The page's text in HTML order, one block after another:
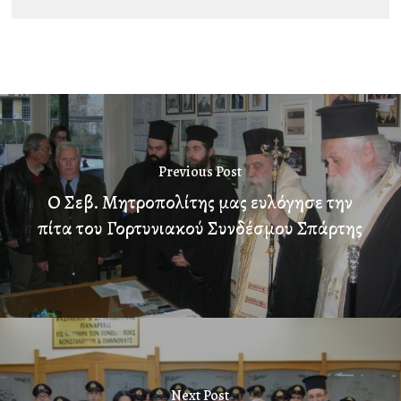
Previous Post
Ο Σεβ. Μητροπολίτης μας ευλόγησε την
πίτα του Γορτυνιακού Συνδέσμου Σπάρτης
Next Post